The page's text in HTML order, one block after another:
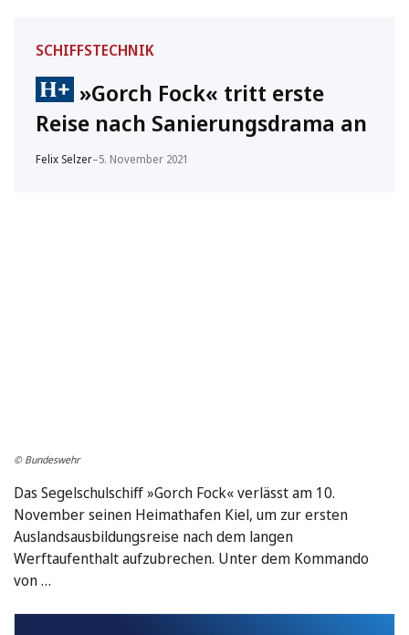
SCHIFFSTECHNIK
»Gorch Fock« tritt erste
Reise nach Sanierungsdrama an
Felix Selzer–5. November 2021
© Bundeswehr
Das Segelschulschiff »Gorch Fock« verlässt am 10.
November seinen Heimathafen Kiel, um zur ersten
Auslandsausbildungsreise nach dem langen
Werftaufenthalt aufzubrechen. Unter dem Kommando
von …